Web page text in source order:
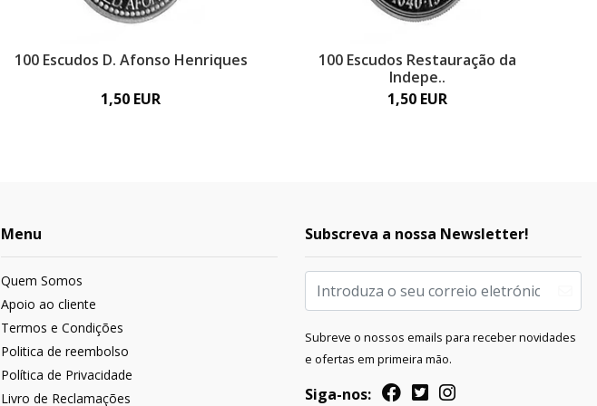
100 Escudos D. Afonso Henriques
1,50 EUR
100 Escudos Restauração da
Indepe..
1,50 EUR
Menu
Quem Somos
Apoio ao cliente
Termos e Condições
Politica de reembolso
Política de Privacidade
Livro de Reclamações
Subscreva a nossa Newsletter!
Subreve o nossos emails para receber novidades
e ofertas em primeira mão.
Siga-nos: